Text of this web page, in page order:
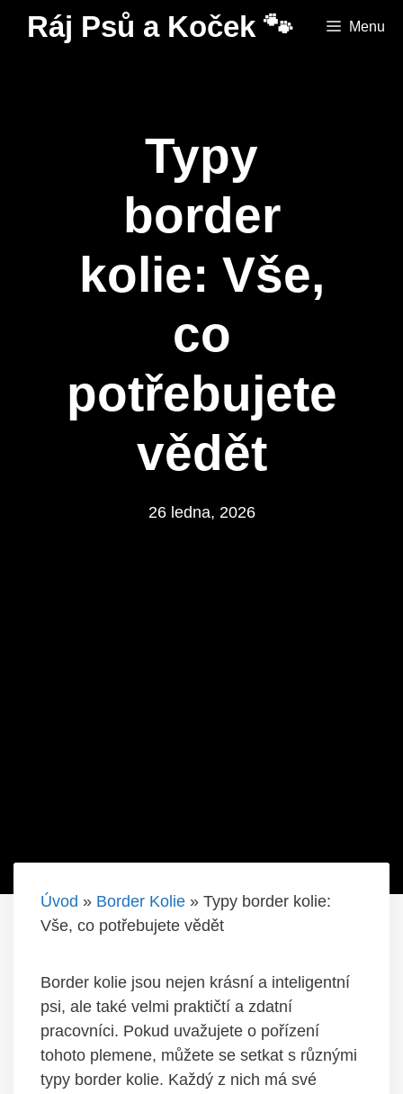
PřeskočitRáj Psů a Koček 🐾 Menu
Typy
border
kolie: Vše,
co
potřebujete
vědět
26 ledna, 2026
Úvod » Border Kolie » Typy border kolie:
Vše, co potřebujete vědět
Border kolie jsou nejen krásní a inteligentní
psi, ale také velmi praktičtí a zdatní
pracovníci. Pokud uvažujete o pořízení
tohoto plemene, můžete se setkat s různými
typy border kolie. Každý z nich má své